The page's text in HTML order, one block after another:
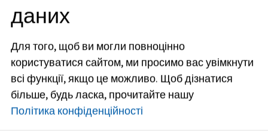
заява про реєстрацію
Якщо ви хочете працювати
професійним доглядальником,
ви повинні зареєструватися.
даних
Для того, щоб ви могли повноцінно
користуватися сайтом, ми просимо вас увімкнути
всі функції, якщо це можливо. Щоб дізнатися
більше, будь ласка, прочитайте нашу
Політика конфіденційності